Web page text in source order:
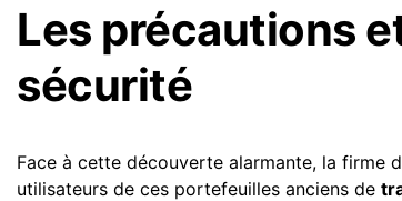
Les précautions
sécurité
Face à cette découverte alarmante, la firme
utilisateurs de ces portefeuilles anciens de